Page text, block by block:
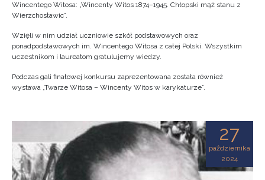
Wincentego Witosa: „Wincenty Witos 1874–1945. Chłopski mąż stanu z
Wierzchosławic”.
Wzięli w nim udział uczniowie szkół podstawowych oraz
ponadpodstawowych im. Wincentego Witosa z całej Polski. Wszystkim
uczestnikom i laureatom gratulujemy wiedzy.
Podczas gali finałowej konkursu zaprezentowana została również
wystawa „Twarze Witosa – Wincenty Witos w karykaturze”.
27
października
2024